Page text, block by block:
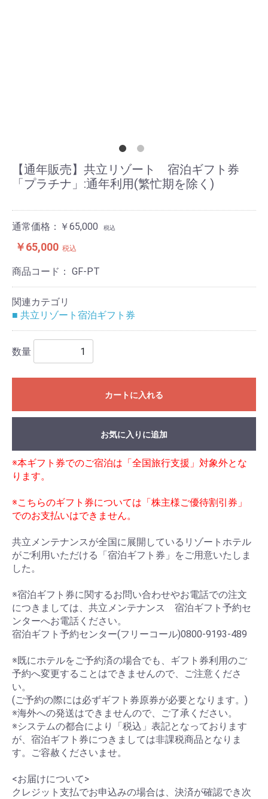
【通年販売】共立リゾート 宿泊ギフト券
「プラチナ」:通年利用(繁忙期を除く)
通常価格：￥65,000 税込
￥65,000 税込
商品コード： GF-PT
関連カテゴリ
■ 共立リゾート宿泊ギフト券
数量
カートに入れる
お気に入りに追加
※本ギフト券でのご宿泊は「全国旅行支援」対象外とな
ります。
※こちらのギフト券については「株主様ご優待割引券」
でのお支払いはできません。
共立メンテナンスが全国に展開しているリゾートホテル
がご利用いただける「宿泊ギフト券」をご用意いたしま
した。
※宿泊ギフト券に関するお問い合わせやお電話での注文
につきましては、共立メンテナンス 宿泊ギフト予約セ
ンターへお電話ください。
宿泊ギフト予約センター(フリーコール)0800-9193-489
※既にホテルをご予約済の場合でも、ギフト券利用のご
予約へ変更することはできませんので、ご注意くださ
い。
(ご予約の際には必ずギフト券原券が必要となります。)
※海外への発送はできませんので、ご了承ください。
※システムの都合により「税込」表記となっております
が、宿泊ギフト券につきましては非課税商品となりま
す。ご容赦くださいませ。
<お届けについて>
クレジット支払でお申込みの場合は、決済が確認でき次